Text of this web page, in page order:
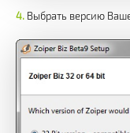
Выбрать версию